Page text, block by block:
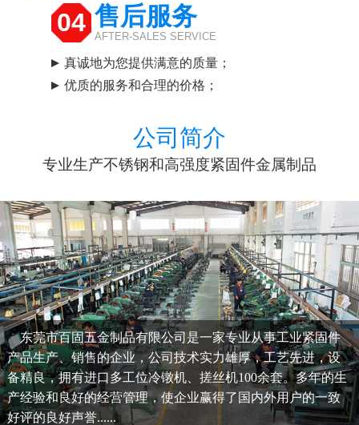
04 售后服务
AFTER-SALES SERVICE
真诚地为您提供满意的质量；
优质的服务和合理的价格；
公司简介
专业生产不锈钢和高强度紧固件金属制品
东莞市百固五金制品有限公司是一家专业从事工业紧固件
产品生产、销售的企业，公司技术实力雄厚，工艺先进，设
备精良，拥有进口多工位冷镦机、搓丝机100余套。多年的生
产经验和良好的经营管理，使企业赢得了国内外用户的一致
好评的良好声誉......